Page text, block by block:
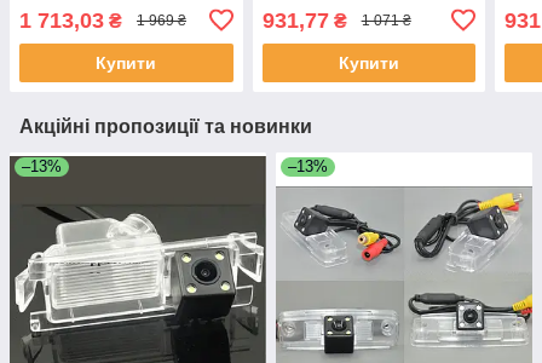
1 713,03 ₴ 1 969 ₴
Купити
931,77₴ 1 071 ₴
Купити
Акційні пропозиції та новинки
–13% –13%